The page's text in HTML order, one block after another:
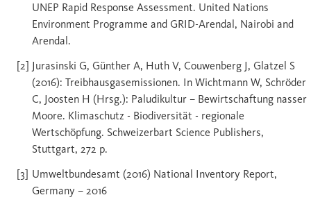
UNEP Rapid Response Assessment. United Nations
Environment Programme and GRID-Arendal, Nairobi and
Arendal.
Jurasinski G, Günther A, Huth V, Couwenberg J, Glatzel S
(2016): Treibhausgasemissionen. In Wichtmann W, Schröder
C, Joosten H (Hrsg.): Paludikultur – Bewirtschaftung nasser
Moore. Klimaschutz - Biodiversität - regionale
Wertschöpfung. Schweizerbart Science Publishers,
Stuttgart, 272 p.
Umweltbundesamt (2016) National Inventory Report,
Germany – 2016